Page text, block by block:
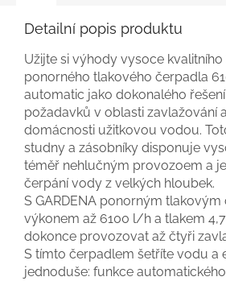
Detailní popis produktu
Užijte si výhody vysoce kvalitního
ponorného tlakového čerpadla
automatic jako dokonalého
požadavků v oblasti zavlažování
domácnosti užitkovou vodou.
studny a zásobníky disponuje
téměř nehlučným provozoem a
čerpání vody z velkých hloubek.
S GARDENA ponorným
výkonem až 6100 l/h a tlakem
dokonce provozovat až čtyři
S tímto čerpadlem šetříte vodu a
jednoduše: funkce